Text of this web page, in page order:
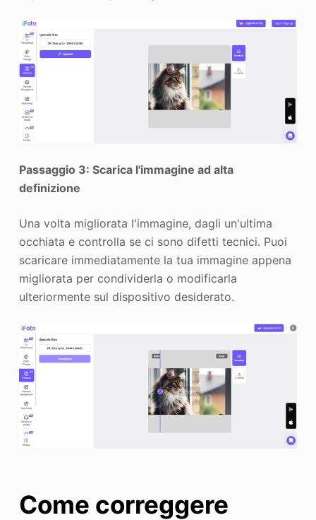
Passaggio 3: Scarica l'immagine ad alta
definizione
Una volta migliorata l'immagine, dagli un'ultima
occhiata e controlla se ci sono difetti tecnici. Puoi
scaricare immediatamente la tua immagine appena
migliorata per condividerla o modificarla
ulteriormente sul dispositivo desiderato.
Come correggere